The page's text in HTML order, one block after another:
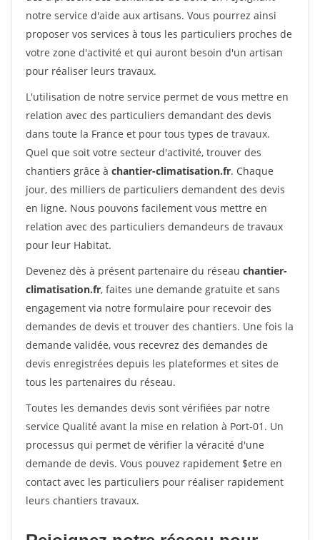
notre service d'aide aux artisans. Vous pourrez ainsi
proposer vos services à tous les particuliers proches de
votre zone d'activité et qui auront besoin d'un artisan
pour réaliser leurs travaux.
L'utilisation de notre service permet de vous mettre en
relation avec des particuliers demandant des devis
dans toute la France et pour tous types de travaux.
Quel que soit votre secteur d'activité, trouver des
chantiers grâce à chantier-climatisation.fr. Chaque
jour, des milliers de particuliers demandent des devis
en ligne. Nous pouvons facilement vous mettre en
relation avec des particuliers demandeurs de travaux
pour leur Habitat.
Devenez dès à présent partenaire du réseau chantier-
climatisation.fr, faites une demande gratuite et sans
engagement via notre formulaire pour recevoir des
demandes de devis et trouver des chantiers. Une fois la
demande validée, vous recevrez des demandes de
devis enregistrées depuis les plateformes et sites de
tous les partenaires du réseau.
Toutes les demandes devis sont vérifiées par notre
service Qualité avant la mise en relation à Port-01. Un
processus qui permet de vérifier la véracité d'une
demande de devis. Vous pouvez rapidement $etre en
contact avec les particuliers pour réaliser rapidement
leurs chantiers travaux.